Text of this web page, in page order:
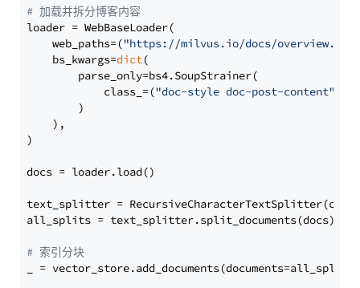
# 加载并拆分博客内容
loader = WebBaseLoader(
    web_paths=(
"https://milvus.io/docs/overview.md"
    bs_kwargs=
dict(
        parse_only=bs4.SoupStrainer(
            class_=(
"doc-style doc-post-content"
        )
    ),
)
docs = loader.load()
text_splitter =
all_splits = text_splitter.split_documents(docs)
# 索引分块
_ = vector_store.add_documents(documents=all_splits)